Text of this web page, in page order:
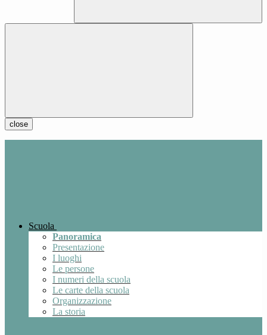
close
Scuola
Panoramica
Presentazione
I luoghi
Le persone
I numeri della scuola
Le carte della scuola
Organizzazione
La storia